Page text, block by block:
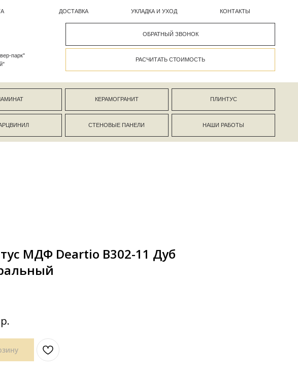
КОНТАКТЫ
УКЛАДКА И УХОД
КЕРАМОГРАНИТ
СТЕНОВЫЕ ПАНЕЛИ НАШИ РАБОТЫ
ПЛИНТУС
МДФ Deartio B302-11 Дуб
р.